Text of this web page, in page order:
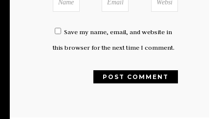
Save my name, email, and website in
this browser for the next time I comment.